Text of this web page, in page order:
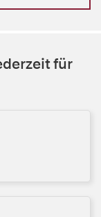
für